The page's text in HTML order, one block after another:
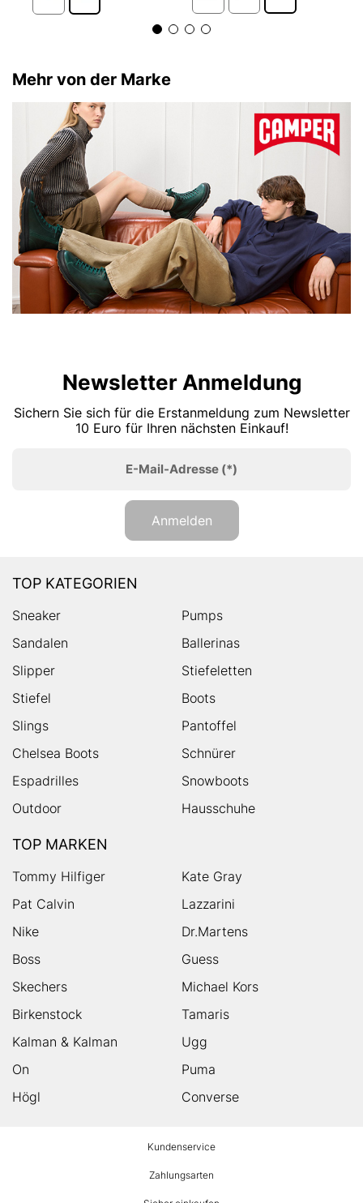
Mehr von der Marke
Newsletter Anmeldung
Sichern Sie sich für die Erstanmeldung zum Newsletter
10 Euro für Ihren nächsten Einkauf!
E-Mail-Adresse (*)
Anmelden
TOP KATEGORIEN
Sneaker
Pumps
Sandalen
Ballerinas
Slipper
Stiefeletten
Stiefel
Boots
Slings
Pantoffel
Chelsea Boots
Schnürer
Espadrilles
Snowboots
Outdoor
Hausschuhe
TOP MARKEN
Tommy Hilfiger
Kate Gray
Pat Calvin
Lazzarini
Nike
Dr.Martens
Boss
Guess
Skechers
Michael Kors
Birkenstock
Tamaris
Kalman & Kalman
Ugg
On
Puma
Högl
Converse
Kundenservice
Zahlungsarten